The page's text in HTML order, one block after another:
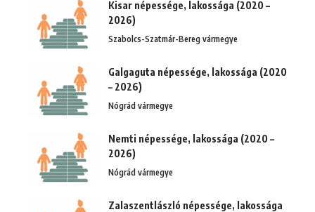
Kisar népessége, lakossága (2020 –
2026)
Szabolcs-Szatmár-Bereg vármegye
Galgaguta népessége, lakossága (2020
– 2026)
Nógrád vármegye
Nemti népessége, lakossága (2020 –
2026)
Nógrád vármegye
Zalaszentlászló népessége, lakossága